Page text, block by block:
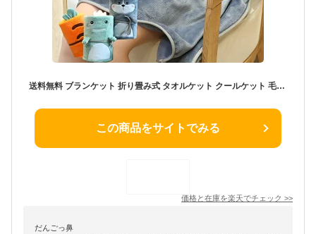
送料無料 ブランケット 折り畳み式 タオルケット クールケット 毛布シングル マイクロファイバー フランネル 膝掛け 毛布 お昼寝 肩掛け かわいい 軽量タイプ 布団 ふとん 掛け布団 掛布団 夏の冷房対策 ふわふわ 寝具 オフィス 冬の寒さ対策
この商品をサイトでみる
価格と在庫を楽天でチェック >>
だんごっ鼻